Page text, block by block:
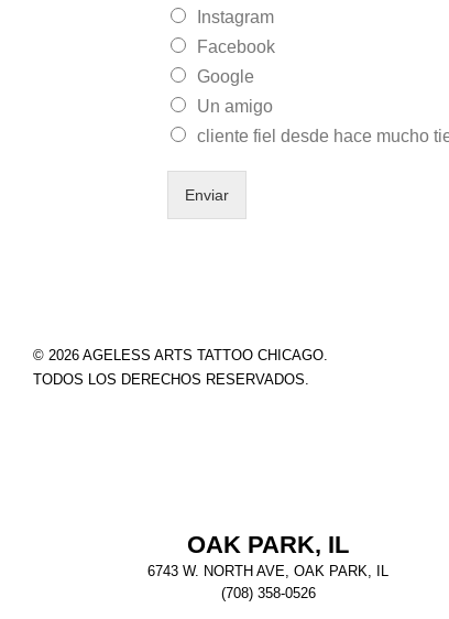
Instagram
Facebook
Google
Un amigo
cliente fiel desde hace mucho
Enviar
© 2026 AGELESS ARTS TATTOO CHICAGO.
TODOS LOS DERECHOS RESERVADOS.
OAK PARK, IL
6743 W. NORTH AVE, OAK PARK, IL
(708) 358-0526